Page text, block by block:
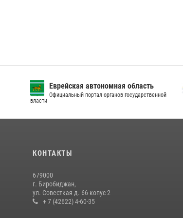
Еврейская автономная область
Официальный портал органов государственной
власти
КОНТАКТЫ
679000
г. Биробиджан,
ул. Совесткая д. 66 копус 2
+ 7 (42622) 4-60-35